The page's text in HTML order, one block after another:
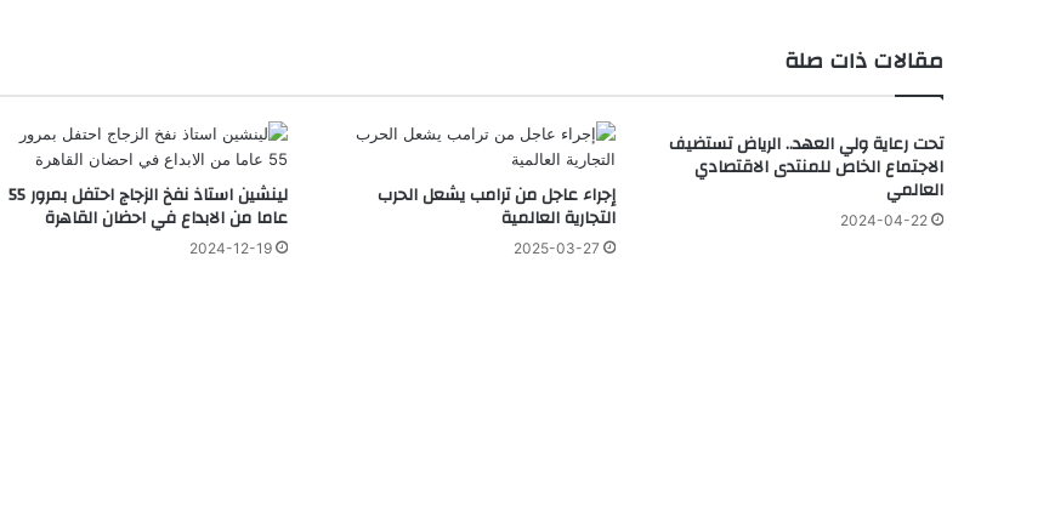
مقالات ذات صلة
تحت رعاية ولي العهد.. الرياض تستضيف
الاجتماع الخاص للمنتدى الاقتصادي
العالمي
2024-04-22
إجراء عاجل من ترامب يشعل الحرب
التجارية العالمية
2025-03-27
لينشين استاذ نفخ الزجاج احتفل بمرور 55
عاما من الابداع في احضان القاهرة
2024-12-19